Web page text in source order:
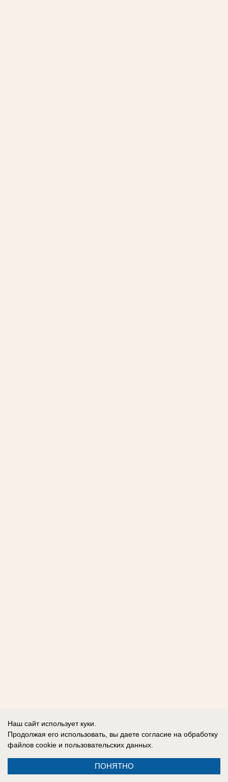
Наш сайт использует куки.
Продолжая его использовать, вы даете согласие на обработку
файлов cookie и пользовательских данных.
ПОНЯТНО